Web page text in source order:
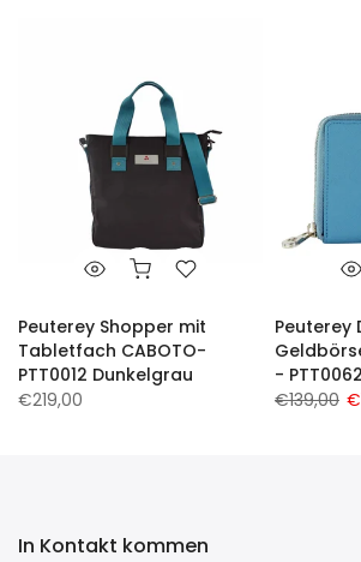
Peuterey Shopper mit
Tabletfach CABOTO-
PTT0012 Dunkelgrau
€219,00
Peuterey
- PTT0062
€139,00
In Kontakt kommen